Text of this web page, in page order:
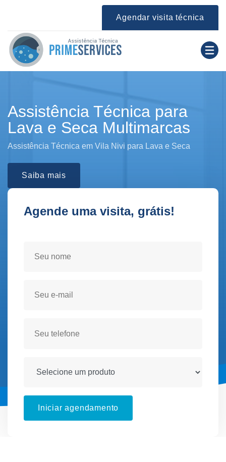
Agendar visita técnica
Assistência Técnica para
Lava e Seca Multimarcas
Assistência Técnica em Vila Nivi para Lava e Seca
Saiba mais
Agende uma visita, grátis!
Iniciar agendamento